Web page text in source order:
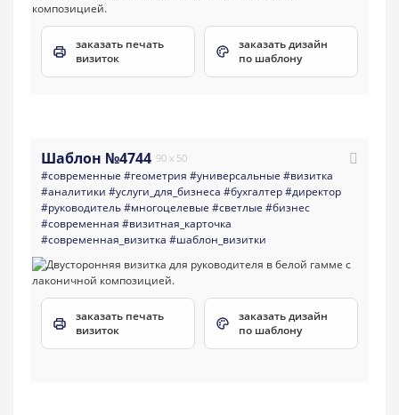
заказать печать
визиток
заказать дизайн
по шаблону
Шаблон №4744 90 x 50
#современные #геометрия #универсальные #визитка
#аналитики #услуги_для_бизнеса #бухгалтер#директор
#руководитель#многоцелевые #светлые #бизнес
#современная #визитная_карточка
#современная_визитка #шаблон_визитки
заказать печать
визиток
заказать дизайн
по шаблону